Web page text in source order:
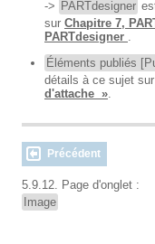
-> PARTdesigner
sur Chapitre 7,
PARTdesigner .
Éléments publiés
détails à ce sujet sur
d'attache ».
Précédent
5.9.12. Page d'onglet :
Image